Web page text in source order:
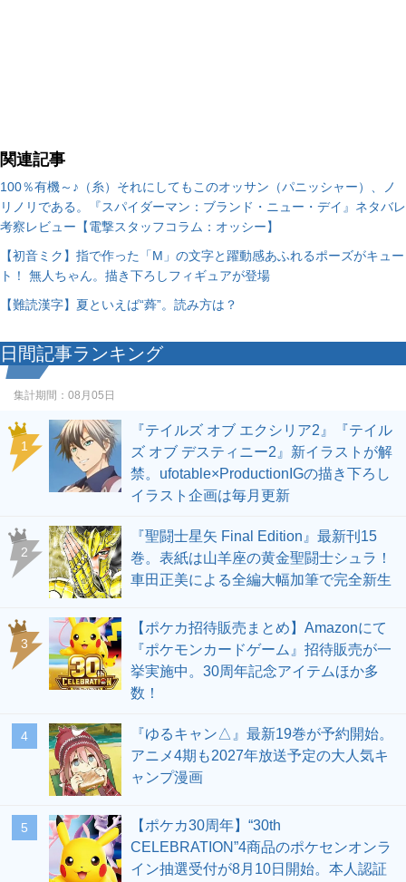
関連記事
100％有機～♪（糸）それにしてもこのオッサン（パニッシャー）、ノ
リノリである。『スパイダーマン：ブランド・ニュー・デイ』ネタバレ
考察レビュー【電撃スタッフコラム：オッシー】
【初音ミク】指で作った「M」の文字と躍動感あふれるポーズがキュー
ト！ 無人ちゃん。描き下ろしフィギュアが登場
【難読漢字】夏といえば“蕣”。読み方は？
日間記事ランキング
集計期間： 08月05日
1
『テイルズ オブ エクシリア2』『テイル
ズ オブ デスティニー2』新イラストが解
禁。ufotable×ProductionIGの描き下ろし
イラスト企画は毎月更新
2
『聖闘士星矢 Final Edition』最新刊15
巻。表紙は山羊座の黄金聖闘士シュラ！
車田正美による全編大幅加筆で完全新生
3
【ポケカ招待販売まとめ】Amazonにて
『ポケモンカードゲーム』招待販売が一
挙実施中。30周年記念アイテムほか多
数！
4
『ゆるキャン△』最新19巻が予約開始。
アニメ4期も2027年放送予定の大人気キ
ャンプ漫画
5
【ポケカ30周年】“30th
CELEBRATION”4商品のポケセンオンラ
イン抽選受付が8月10日開始。本人認証